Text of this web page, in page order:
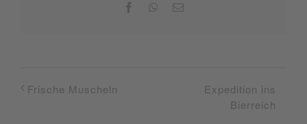
FacebookWhatsApp
E-
Frische Muscheln
Expedition ins
Bierreich